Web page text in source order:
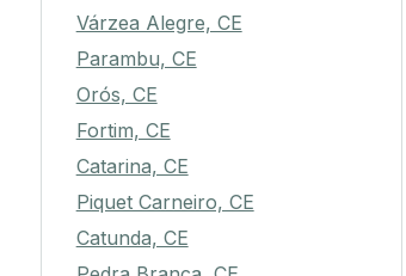
Várzea Alegre, CE
Parambu, CE
Orós, CE
Fortim, CE
Catarina, CE
Piquet Carneiro, CE
Catunda, CE